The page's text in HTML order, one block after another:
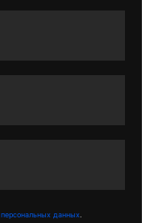
персональных данных.